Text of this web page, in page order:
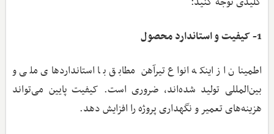
1- کیفیت و استاندارد محصول
اطمینان از اینکه انواع تیرآهن‌ مطابق با استانداردهای ملی و
بین‌المللی تولید شده‌اند، ضروری است. کیفیت پایین می‌تواند
هزینه‌های تعمیر و نگهداری پروژه را افزایش دهد.